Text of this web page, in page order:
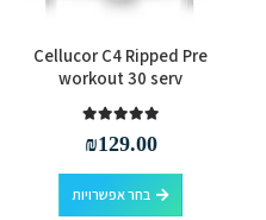
Cellucor C4 Ripped Pre
workout 30 serv
₪129.00
בחר אפשרויות
למוצר זה יש מספר סוגים. ניתן לבחור את האפשרויות בעמוד המוצר